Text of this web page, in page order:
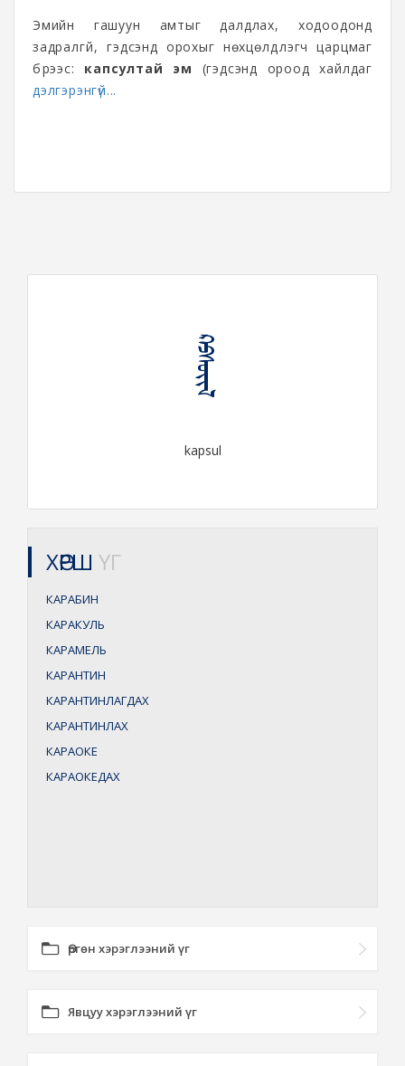
Эмийн гашуун амтыг далдлах, ходоодонд
задралгүй, гэдсэнд орохыг нөхцөлдүүлэгч царцмаг
бүрээс: капсултай эм (гэдсэнд ороод хайлдаг
дэлгэрэнгүй...
ᠺᠠᠫᠰᠦᠢᠯ
kapsul
ХӨРШ ҮГ
КАРАБИН
КАРАКУЛЬ
КАРАМЕЛЬ
КАРАНТИН
КАРАНТИНЛАГДАХ
КАРАНТИНЛАХ
КАРАОКЕ
КАРАОКЕДАХ
Өргөн хэрэглээний үг
Явцуу хэрэглээний үг